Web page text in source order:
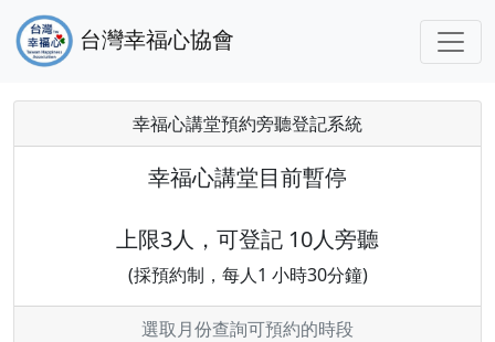
台灣幸福心協會
幸福心講堂預約旁聽登記系統
幸福心講堂目前暫停
上限3人，可登記 10人旁聽
(採預約制，每人1 小時30分鐘)
選取月份查詢可預約的時段